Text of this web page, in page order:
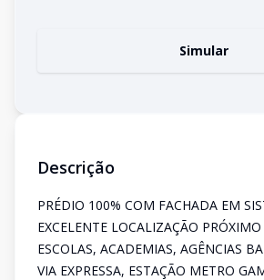
Simular
Descrição
PRÉDIO 100% COM FACHADA EM
EXCELENTE LOCALIZAÇÃO
ESCOLAS, ACADEMIAS, AGÊNCIAS
VIA EXPRESSA, ESTAÇÃO METRO